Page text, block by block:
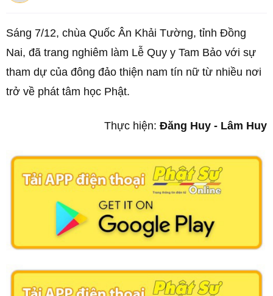
Sáng 7/12, chùa Quốc Ân Khải Tường, tỉnh Đồng
Nai, đã trang nghiêm làm Lễ Quy y Tam Bảo với sự
tham dự của đông đảo thiện nam tín nữ từ nhiều nơi
trở về phát tâm học Phật.
Thực hiện: Đăng Huy - Lâm Huy